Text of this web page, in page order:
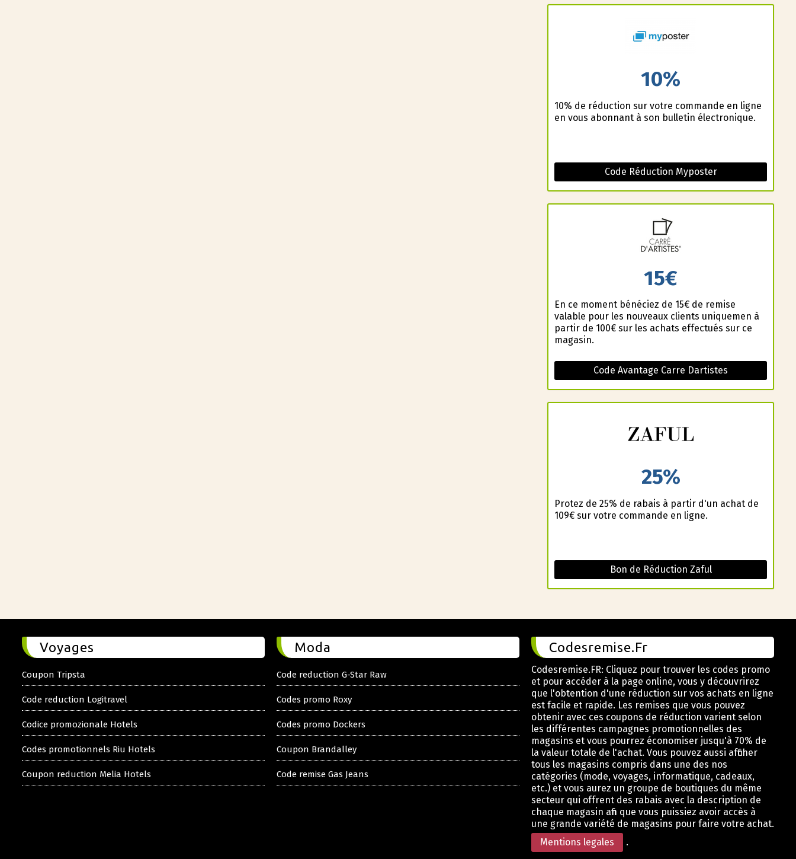
10%
10% de réduction sur votre commande en ligne
en vous abonnant à son bulletin électronique.
Code Réduction Myposter
15€
En ce moment bénéficiez de 15€ de remise
valable pour les nouveaux clients uniquemen à
partir de 100€ sur les achats effectués sur ce
magasin.
Code Avantage Carre Dartistes
25%
Profitez de 25% de rabais à partir d'un achat de
109€ sur votre commande en ligne.
Bon de Réduction Zaful
Voyages
Coupon Tripsta
Code reduction Logitravel
Codice promozionale Hotels
Codes promotionnels Riu Hotels
Coupon reduction Melia Hotels
Moda
Code reduction G-Star Raw
Codes promo Roxy
Codes promo Dockers
Coupon Brandalley
Code remise Gas Jeans
Codesremise.Fr
Codesremise.FR: Cliquez pour trouver les codes promo
et pour accéder à la page online, vous y découvrirez
que l'obtention d'une réduction sur vos achats en ligne
est facile et rapide. Les remises que vous pouvez
obtenir avec ces coupons de réduction varient selon
les différentes campagnes promotionnelles des
magasins et vous pourrez économiser jusqu'à 70% de
la valeur totale de l'achat. Vous pouvez aussi afficher
tous les magasins compris dans une des nos
catégories (mode, voyages, informatique, cadeaux,
etc.) et vous aurez un groupe de boutiques du même
secteur qui offrent des rabais avec la description de
chaque magasin afin que vous puissiez avoir accès à
une grande variété de magasins pour faire votre achat.
Mentions legales
.